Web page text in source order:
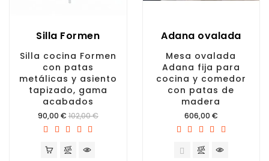
Silla Formen
Silla cocina Formen
con patas
metálicas y asiento
tapizado, gama
acabados
Precio
90,00 € 102,00 €
Adana ovalada
Mesa ovalada
Adana fija para
cocina y comedor
con patas de
madera
Precio
606,00 €